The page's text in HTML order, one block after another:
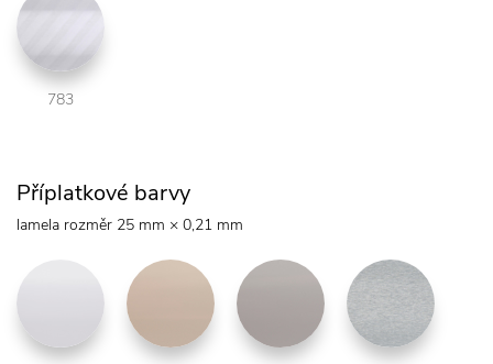
783
Příplatkové barvy
lamela rozměr 25 mm × 0,21 mm